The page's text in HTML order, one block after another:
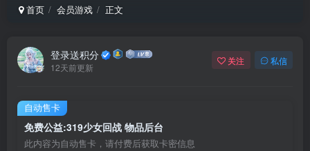
首页 会员游戏 正文
登录送积分
12天前更新
关注 私信
自动售卡
免费公益:319少女回战 物品后台
此内容为自动售卡，请付费后获取卡密信息